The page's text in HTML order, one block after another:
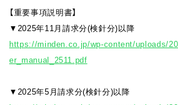
【重要事項説明書】
▼2025年11月請求分(検針分)以降
https://minden.co.jp/wp-content/uploads/
er_manual_2511.pdf
▼2025年5月請求分(検針分)以降